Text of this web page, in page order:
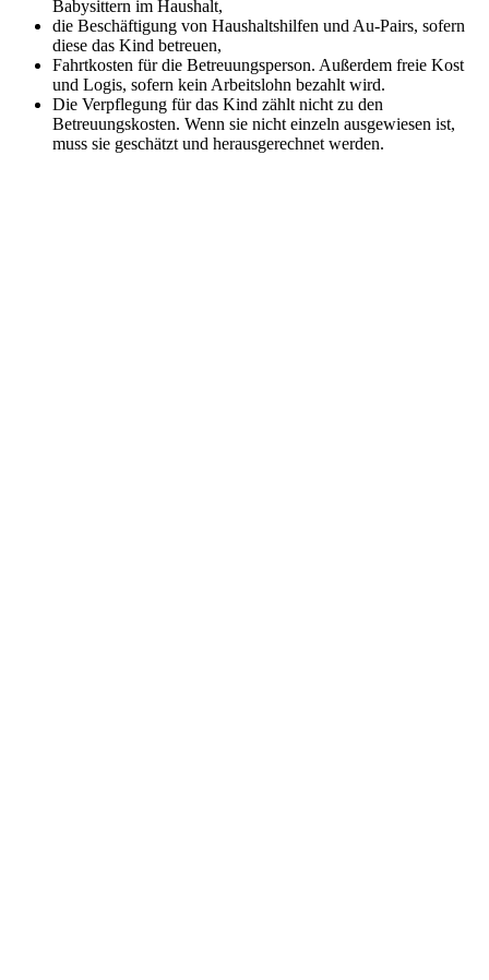
Babysittern im Haushalt,
die Beschäftigung von Haushaltshilfen und Au-Pairs, sofern
diese das Kind betreuen,
Fahrtkosten für die Betreuungsperson. Außerdem freie Kost
und Logis, sofern kein Arbeitslohn bezahlt wird.
Die Verpflegung für das Kind zählt nicht zu den
Betreuungskosten. Wenn sie nicht einzeln ausgewiesen ist,
muss sie geschätzt und herausgerechnet werden.